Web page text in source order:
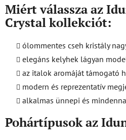
Miért válassza az
Crystal kollekciót:
ólommentes cseh kristály
elegáns kelyhek lágyan
az italok aromáját támogató
modern és reprezentatív
alkalmas ünnepi és
Pohártípusok az